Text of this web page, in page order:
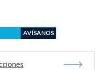
AVÍSANOS